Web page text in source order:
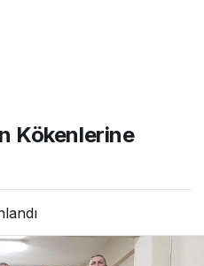
Kökenlerine